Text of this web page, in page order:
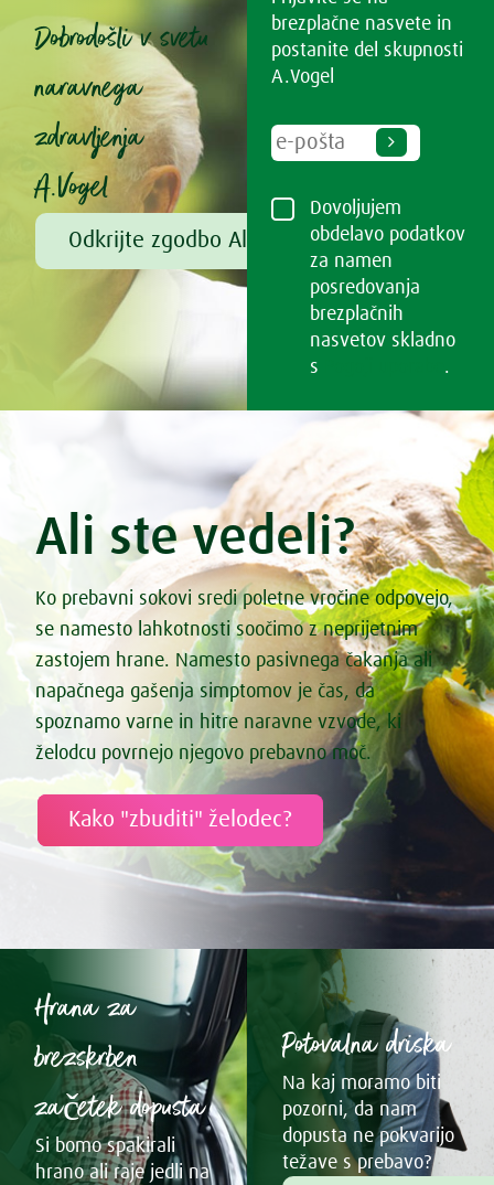
Dobrodošli v svetu
naravnega
zdravljenja
A.Vogel
Odkrijte zgodbo Alfreda Vogla
brezplačne nasvete in
postanite del skupnosti
A.Vogel
Dovoljujem
obdelavo podatkov
za namen
posredovanja
brezplačnih
nasvetov skladno
s
.
Ali ste vedeli?
Ko prebavni sokovi sredi poletne vročine odpovejo,
se namesto lahkotnosti soočimo z neprijetnim
zastojem hrane. Namesto pasivnega čakanja ali
napačnega gašenja simptomov je čas, da
spoznamo varne in hitre naravne vzvode, ki
želodcu povrnejo njegovo prebavno moč.
Kako "zbuditi" želodec?
Hrana za
brezskrben
začetek dopusta
Si bomo spakirali
hrano ali raje jedli na
Potovalna driska
Na kaj moramo biti
pozorni, da nam
dopusta ne pokvarijo
težave s prebavo?